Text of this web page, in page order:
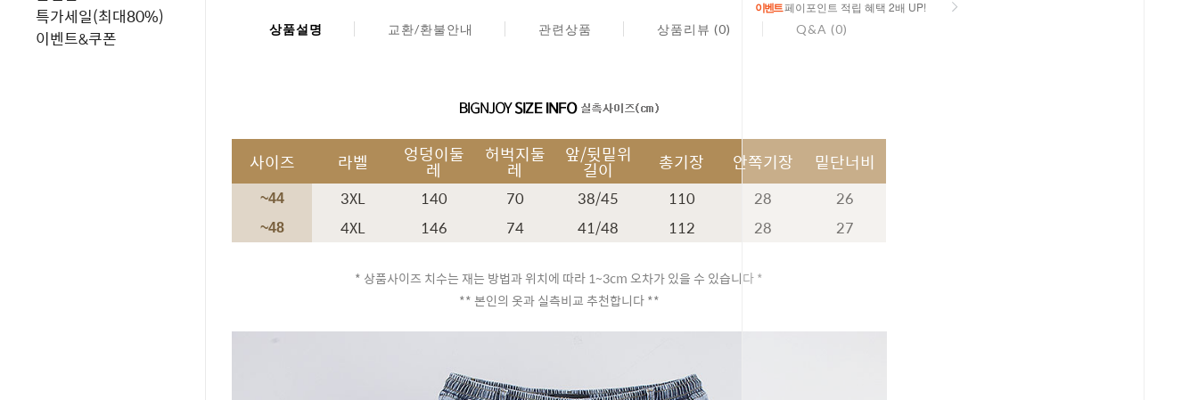
특가세일(최대80%)
이벤트&쿠폰
이벤트 페이포인트 적립 혜택 2배 UP!
상품설명 교환/환불안내 관련상품 상품리뷰 (0) Q&A (0)
사이즈 라벨 엉덩이둘
레
허벅지둘
레
앞/뒷밑위
길이 총기장 안쪽기장 밑단너비
~44 3XL 140 70 38/45 110 28 26
~48 4XL 146 74 41/48 112 28 27
* 상품사이즈 치수는 재는 방법과 위치에 따라 1~3cm 오차가 있을 수 있습니다 *
** 본인의 옷과 실측비교 추천합니다 **